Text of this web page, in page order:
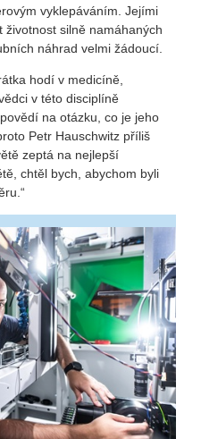
vyklepáváním. Jejími
silně namáhaných
náhrad velmi žádoucí.
hodí v medicíně,
v této disciplíně
na otázku, co je jeho
Petr Hauschwitz příliš
zeptá na nejlepší
chtěl bych, abychom byli